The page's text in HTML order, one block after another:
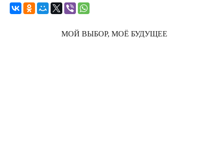
МОЙ ВЫБОР, МОЁ БУДУЩЕЕ